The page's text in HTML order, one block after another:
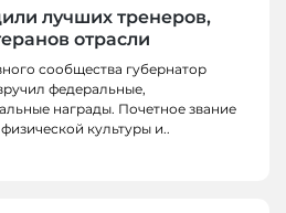
лучших тренеров,
отрасли
сообщества губернатор
федеральные,
награды. Почетное звание
культуры и..